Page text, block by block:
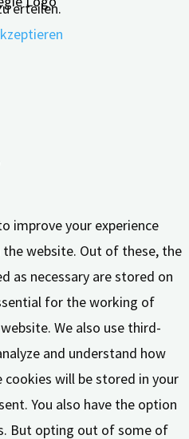
erteilen.
improve your experience
website. Out of these, the
as necessary are stored on
for the working of
We also use third-
and understand how
cookies will be stored in your
You also have the option
But opting out of some of